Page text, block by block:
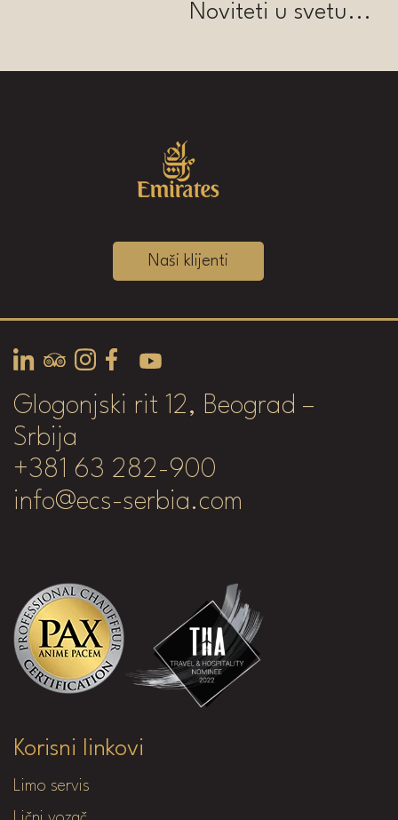
Noviteti u svetu...
Naši klijenti
Glogonjski rit 12, Beograd –
Srbija
+381 63 282-900
info@ecs-serbia.com
Korisni linkovi
Limo servis